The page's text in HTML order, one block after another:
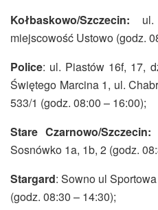
Kołbaskowo/Szczecin: ul.
miejscowość Ustowo (godz.
Police: ul. Piastów 16f, 17,
Świętego Marcina 1, ul.
533/1 (godz. 08:00 – 16:00);
Stare Czarnowo/Szczecin:
Sosnówko 1a, 1b, 2 (godz.
Stargard: Sowno ul
(godz. 08:30 – 14:30);